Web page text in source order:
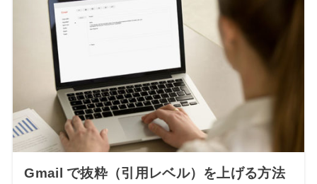
Gmail で抜粋（引用レベル）を上げる方法